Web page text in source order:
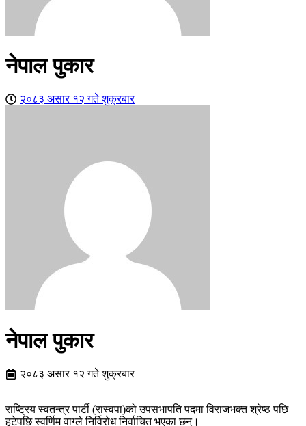
नेपाल पुकार
२०८३ असार १२ गते शुक्रबार
नेपाल पुकार
२०८३ असार १२ गते शुक्रबार
राष्ट्रिय स्वतन्त्र पार्टी (रास्वपा)को उपसभापति पदमा विराजभक्त श्रेष्ठ पछि
हटेपछि स्वर्णिम वाग्ले निर्विरोध निर्वाचित भएका छन्।